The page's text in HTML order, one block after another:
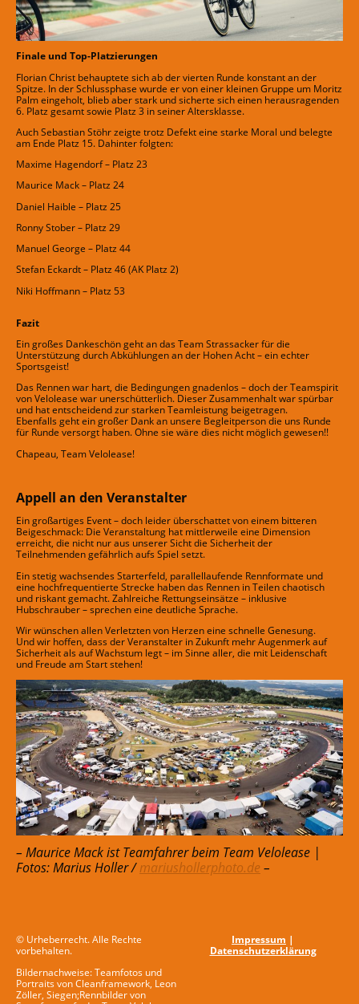
Finale und Top-Platzierungen
Florian Christ behauptete sich ab der vierten Runde konstant an der
Spitze. In der Schlussphase wurde er von einer kleinen Gruppe um Moritz
Palm eingeholt, blieb aber stark und sicherte sich einen herausragenden
6. Platz gesamt sowie Platz 3 in seiner Altersklasse.
Auch Sebastian Stöhr zeigte trotz Defekt eine starke Moral und belegte
am Ende Platz 15. Dahinter folgten:
Maxime Hagendorf – Platz 23
Maurice Mack – Platz 24
Daniel Haible – Platz 25
Ronny Stober – Platz 29
Manuel George – Platz 44
Stefan Eckardt – Platz 46 (AK Platz 2)
Niki Hoffmann – Platz 53
Fazit
Ein großes Dankeschön geht an das Team Strassacker für die
Unterstützung durch Abkühlungen an der Hohen Acht – ein echter
Sportsgeist!
Das Rennen war hart, die Bedingungen gnadenlos – doch der Teamspirit
von Velolease war unerschütterlich. Dieser Zusammenhalt war spürbar
und hat entscheidend zur starken Teamleistung beigetragen.
Ebenfalls geht ein großer Dank an unsere Begleitperson die uns Runde
für Runde versorgt haben. Ohne sie wäre dies nicht möglich gewesen!!
Chapeau, Team Velolease!
Appell an den Veranstalter
Ein großartiges Event – doch leider überschattet von einem bitteren
Beigeschmack: Die Veranstaltung hat mittlerweile eine Dimension
erreicht, die nicht nur aus unserer Sicht die Sicherheit der
Teilnehmenden gefährlich aufs Spiel setzt.
Ein stetig wachsendes Starterfeld, parallellaufende Rennformate und
eine hochfrequentierte Strecke haben das Rennen in Teilen chaotisch
und riskant gemacht. Zahlreiche Rettungseinsätze – inklusive
Hubschrauber – sprechen eine deutliche Sprache.
Wir wünschen allen Verletzten von Herzen eine schnelle Genesung.
Und wir hoffen, dass der Veranstalter in Zukunft mehr Augenmerk auf
Sicherheit als auf Wachstum legt – im Sinne aller, die mit Leidenschaft
und Freude am Start stehen!
– Maurice Mack ist Teamfahrer beim Team Velolease |
Fotos: Marius Holler /mariushollerphoto.de –
© Urheberrecht. Alle Rechte
vorbehalten.
Bildernachweise: Teamfotos und
Portraits von Cleanframework, Leon
Zöller, Siegen;Rennbilder von
Impressum |
Datenschutzerklärung